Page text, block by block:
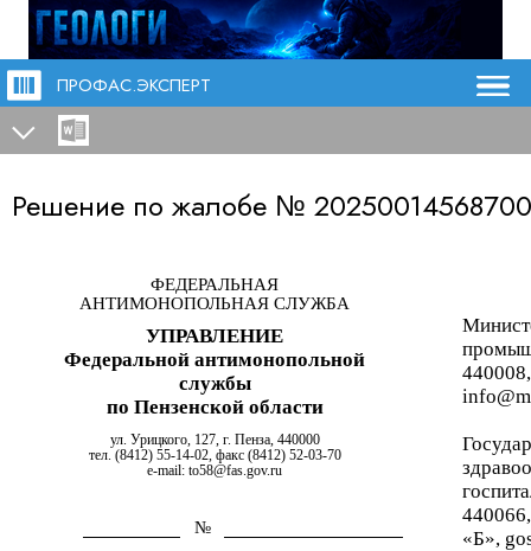
ПРОФАС.ЭКСПЕРТ
Решение по жалобе №
ФЕДЕРАЛЬНАЯ
АНТИМОНОПОЛЬНАЯ СЛУЖБА
УПРАВЛЕНИЕ
Федеральной антимонопольной
службы
по Пензенской области
ул. Урицкого, 127, г. Пенза, 440000
тел. (8412) 55-14-02, факс (8412) 52-03-70
e-mail: to58@fas.gov.ru
№
«Б»,